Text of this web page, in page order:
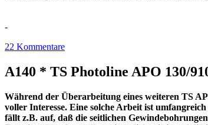
-
22 Kommentare
A140 * TS Photoline APO 130/
Während der Überarbeitung eines weiteren TS
voller Interesse. Eine solche Arbeit ist
fällt z.B. auf, daß die seitlichen